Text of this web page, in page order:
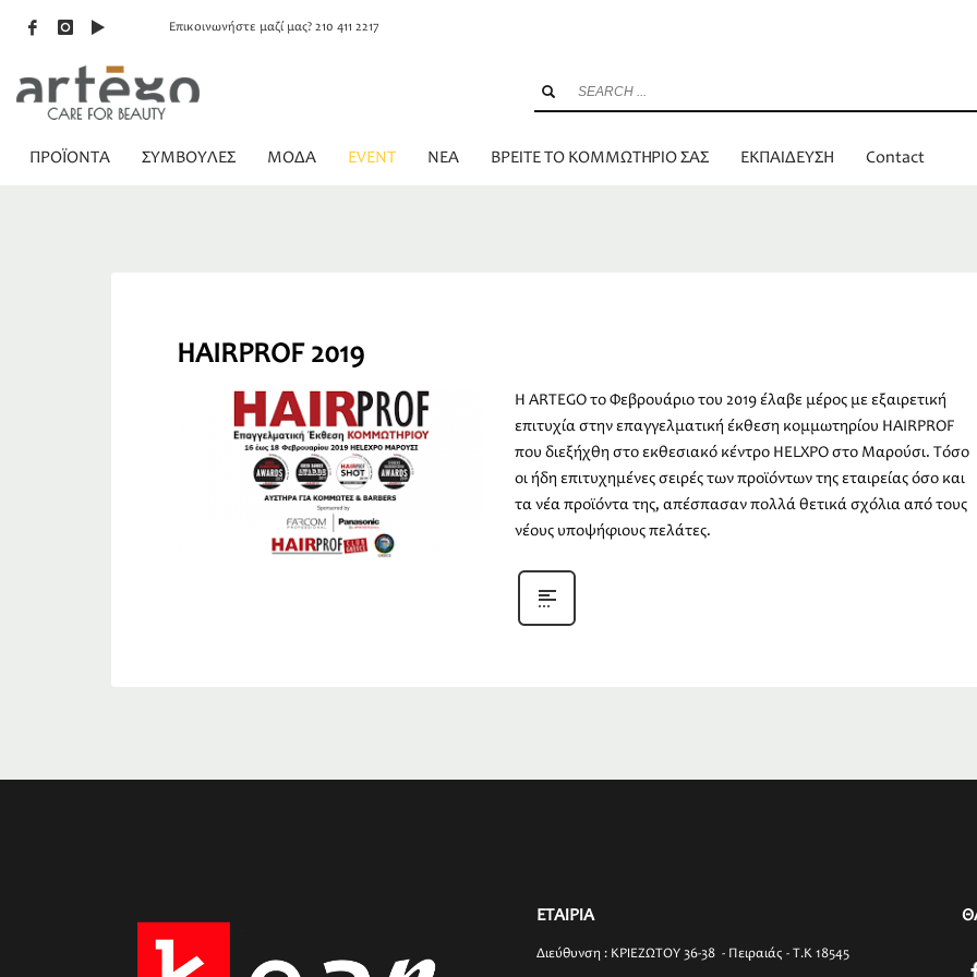
Επικοινωνήστε μαζί μας? 210 411 2217
ΠΡΟΪΟΝΤΑ ΣΥΜΒΟΥΛΕΣ ΜΟΔΑ EVENT NEA ΒΡΕΙΤΕ ΤΟ ΚΟΜΜΩΤΗΡΙΟ ΣΑΣ ΕΚΠΑΙΔΕΥΣΗ Contact
HAIRPROF 2019
Η ARTEGO το Φεβρουάριο του 2019 έλαβε μέρος με εξαιρετική
επιτυχία στην επαγγελματική έκθεση κομμωτηρίου HAIRPROF
που διεξήχθη στο εκθεσιακό κέντρο HELXPO στο Μαρούσι. Τόσο
οι ήδη επιτυχημένες σειρές των προϊόντων της εταιρείας όσο και
τα νέα προϊόντα της, απέσπασαν πολλά θετικά σχόλια από τους
νέους υποψήφιους πελάτες.
ΕΤΑΙΡΙΑ
Διεύθυνση : ΚΡΙΕΖΩΤΟΥ 36-38 - Πειραιάς - T.K 18545